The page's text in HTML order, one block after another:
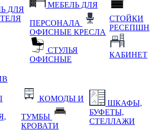
ДЛЯ
МЕБЕЛЬ ДЛЯ
ПЕРСОНАЛА
ОФИСНЫЕ КРЕСЛА
СТУЛЬЯ
ОФИСНЫЕ
СТОЙКИ
РЕСЕПШН
КАБИНЕТ
КОМОДЫ И
ТУМБЫ
КРОВАТИ
ШКАФЫ,
БУФЕТЫ,
СТЕЛЛАЖИ